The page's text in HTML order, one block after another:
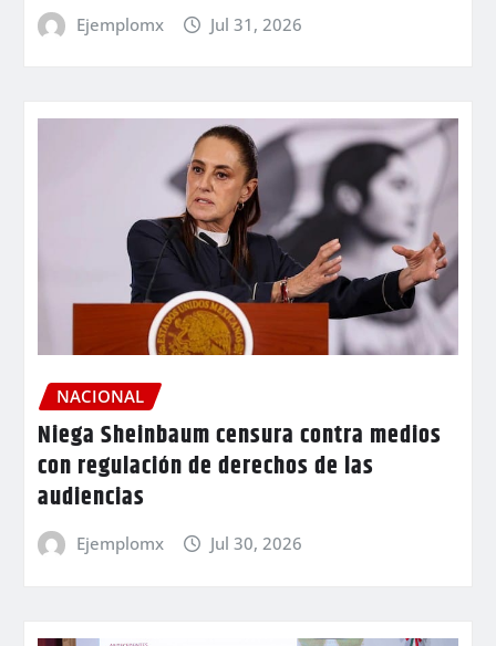
Ejemplomx Jul 31, 2026
NACIONAL
Niega Sheinbaum censura contra medios
con regulación de derechos de las
audiencias
Ejemplomx Jul 30, 2026